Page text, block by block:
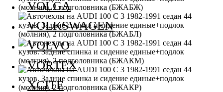
VOLGA
VOLKSWAGEN
VOLVO
VORTEX
XCITE